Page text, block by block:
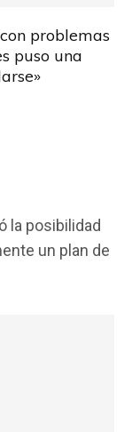
problemas
puso una
la posibilidad
un plan de